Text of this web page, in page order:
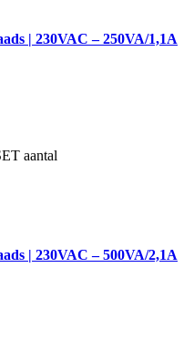
| 230VAC – 250VA/1,1A
aantal
| 230VAC – 500VA/2,1A